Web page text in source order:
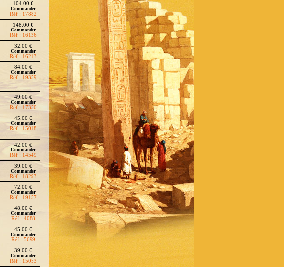
104.00 €
Commander
Réf : 17882
148.00 €
Commander
Réf : 16136
32.00 €
Commander
Réf : 16213
84.00 €
Commander
Réf : 19359
49.00 €
Commander
Réf : 17350
45.00 €
Commander
Réf : 15018
42.00 €
Commander
Réf : 14549
39.00 €
Commander
Réf : 18293
72.00 €
Commander
Réf : 19157
48.00 €
Commander
Réf : 4088
45.00 €
Commander
Réf : 5699
39.00 €
Commander
Réf : 15053